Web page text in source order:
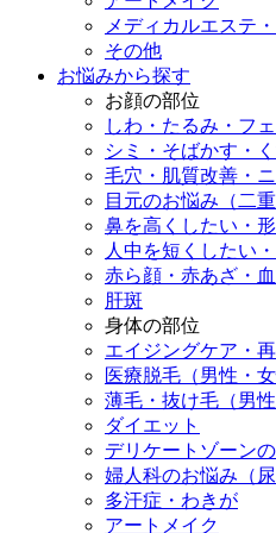
メディカルエステ
その他
お悩みから探す
お顔の部位
しわ・たるみ・フ
シミ・そばかす・
毛穴・肌質改善・
目元のお悩み（二
鼻を高くしたい・
人中を短くしたい
赤ら顔・赤あざ・
肝斑
身体の部位
エイジングケア・
医療脱毛（男性・女
薄毛・抜け毛（男性
ダイエット
デリケートゾーン
婦人科のお悩み（
多汗症・わきが
アートメイク